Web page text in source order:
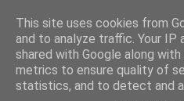
Avvenire dei
ECONOMIA
This site uses cookies from
and to analyze traffic. Your IP
shared with Google along
metrics to ensure quality of
statistics, and to detect and